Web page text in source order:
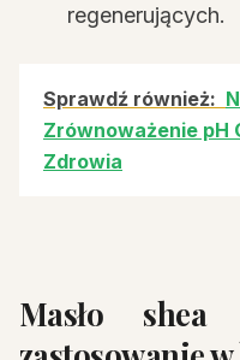
regenerujących.
Sprawdź również:
Zrównoważenie pH
Zdrowia
Masło